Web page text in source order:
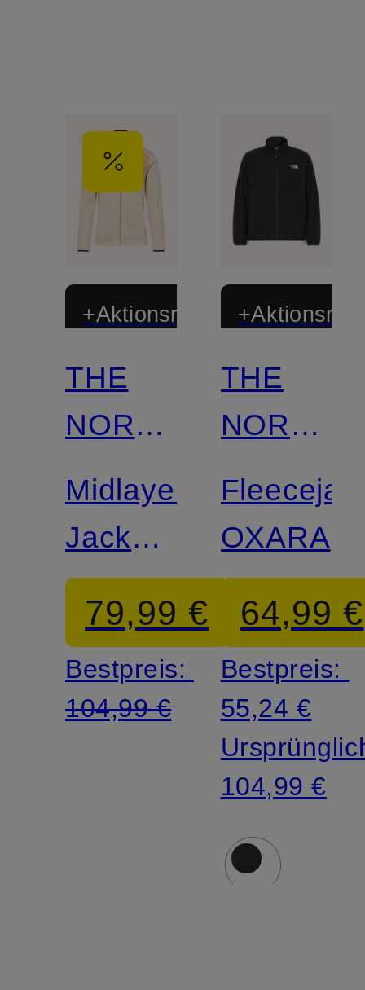
+Aktionsrabatt
THE
NORTH
FACE
Midlayer-
Jacke
MOUNTAIN
ATHLETICS
79,99 €
Bestpreis:
104,99 €
THE
NORTH
FACE
OXARA
64,99 €
Bestpreis:
55,24 €
104,99 €